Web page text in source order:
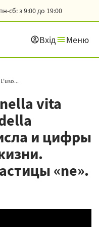
пн-сб: з 9:00 до 19:00
Вхід Меню
vita
и цифры
«ne».